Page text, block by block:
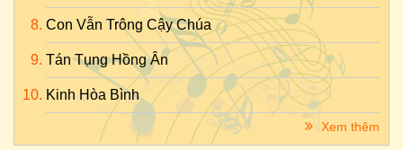
Con Vẫn Trông Cậy Chúa
Tán Tụng Hồng Ân
Kinh Hòa Bình
Xem thêm